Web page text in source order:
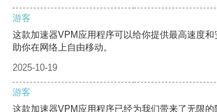
游客
这款加速器VPM应用程序可以给你提供最高速度
助你在网络上自由移动。
2025-10-19
游客
这款加速器VPM应用程序已经为我们带来了无限